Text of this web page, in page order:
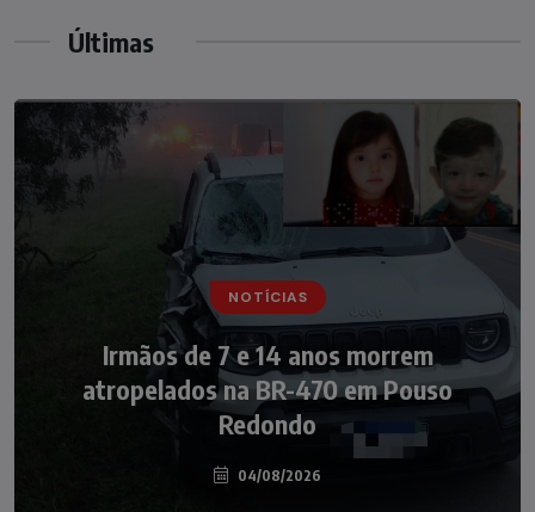
Últimas
NOTÍCIAS
Irmãos de 7 e 14 anos morrem
atropelados na BR-470 em Pouso
Redondo
04/08/2026
NOTÍCIAS
Nádia Menegazzi leva o nome de Taió ao
palco do Programa Silvio Santos
07/08/2026